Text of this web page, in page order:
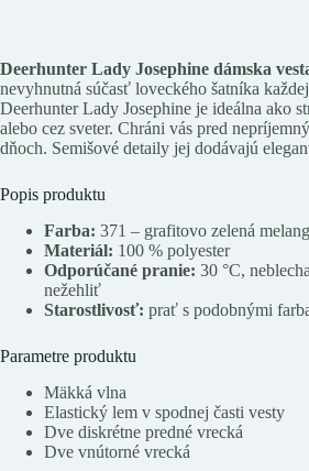
Deerhunter Lady Josephine dámska
nevyhnutná súčasť loveckého šatníka
Deerhunter Lady Josephine je ideálna ako
alebo cez sveter. Chráni vás pred
dňoch. Semišové detaily jej dodávajú
Popis produktu
Farba: 371 – grafitovo zelená
Materiál: 100 % polyester
Odporúčané pranie: 30 °C,
nežehliť
Starostlivosť: prať s podobnými
Parametre produktu
Mäkká vlna
Elastický lem v spodnej časti vesty
Dve diskrétne predné vrecká
Dve vnútorné vrecká